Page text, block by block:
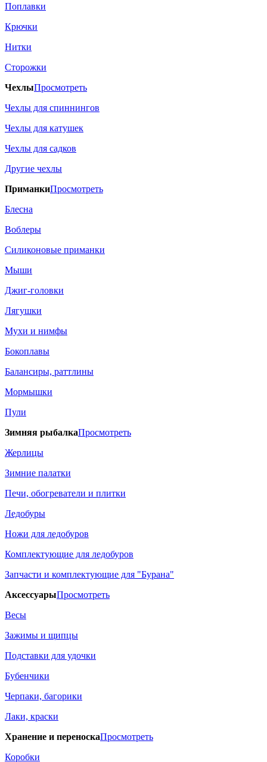
Поплавки
Крючки
Нитки
Сторожки
ЧехлыПросмотреть
Чехлы для спиннингов
Чехлы для катушек
Чехлы для садков
Другие чехлы
ПриманкиПросмотреть
Блесна
Воблеры
Силиконовые приманки
Мыши
Джиг-головки
Лягушки
Мухи и нимфы
Бокоплавы
Балансиры, раттлины
Мормышки
Пули
Зимняя рыбалкаПросмотреть
Жерлицы
Зимние палатки
Печи, обогреватели и плитки
Ледобуры
Ножи для ледобуров
Комплектующие для ледобуров
Запчасти и комплектующие для "Бурана"
АксессуарыПросмотреть
Весы
Зажимы и щипцы
Подставки для удочки
Бубенчики
Черпаки, багорики
Лаки, краски
Хранение и переноскаПросмотреть
Коробки